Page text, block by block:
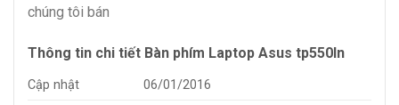
chúng tôi bán
Thông tin chi tiết Bàn phím Laptop Asus tp550ln
Cập nhật
06/01/2016